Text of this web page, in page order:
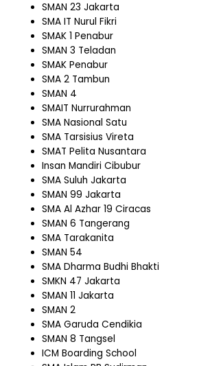
SMAN 23 Jakarta
SMA IT Nurul Fikri
SMAK 1 Penabur
SMAN 3 Teladan
SMAK Penabur
SMA 2 Tambun
SMAN 4
SMAIT Nurrurahman
SMA Nasional Satu
SMA Tarsisius Vireta
SMAT Pelita Nusantara
Insan Mandiri Cibubur
SMA Suluh Jakarta
SMAN 99 Jakarta
SMA Al Azhar 19 Ciracas
SMAN 6 Tangerang
SMA Tarakanita
SMAN 54
SMA Dharma Budhi Bhakti
SMKN 47 Jakarta
SMAN 11 Jakarta
SMAN 2
SMA Garuda Cendikia
SMAN 8 Tangsel
ICM Boarding School